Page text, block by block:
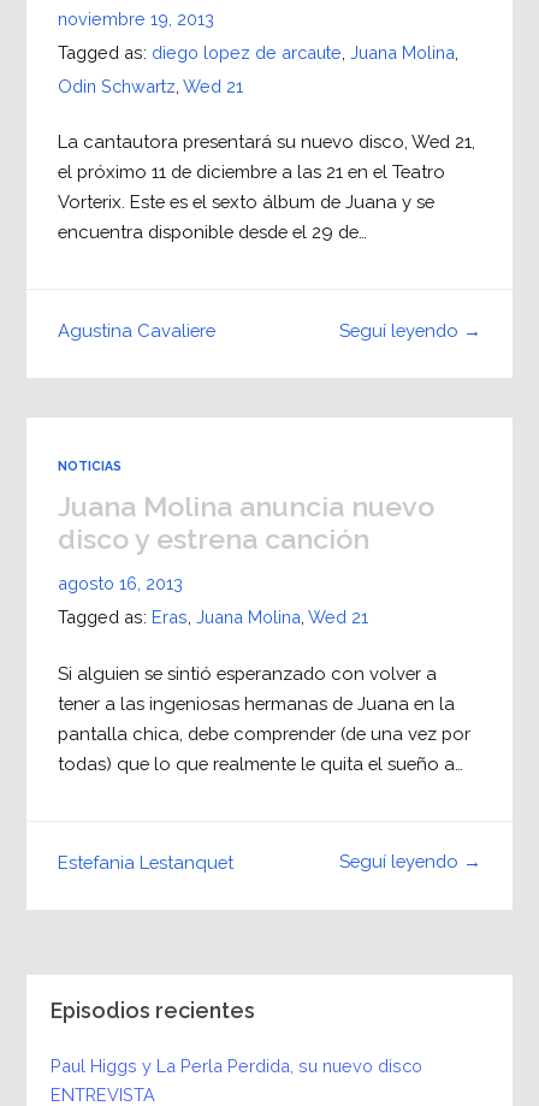
noviembre 19, 2013
Tagged as: diego lopez de arcaute Juana Molina
Odin Schwartz Wed 21
La cantautora presentará su nuevo disco, Wed 21,
el próximo 11 de diciembre a las 21 en el Teatro
Vorterix. Este es el sexto álbum de Juana y se
encuentra disponible desde el 29 de…
Seguí leyendo →
Agustina Cavaliere
NOTICIAS
Juana Molina anuncia nuevo
disco y estrena canción
agosto 16, 2013
Tagged as: Eras Juana Molina Wed 21
Si alguien se sintió esperanzado con volver a
tener a las ingeniosas hermanas de Juana en la
pantalla chica, debe comprender (de una vez por
todas) que lo que realmente le quita el sueño a…
Seguí leyendo →
Estefania Lestanquet
Episodios recientes
Paul Higgs y La Perla Perdida, su nuevo disco
ENTREVISTA